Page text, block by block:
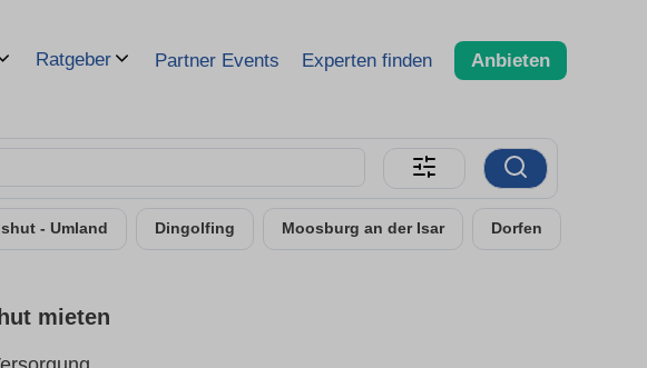
Ratgeber Partner Events Experten finden Anbieten
- Umland Dingolfing Moosburg an der Isar Dorfen
mieten